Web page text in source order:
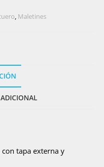
Maletines
tapa externa y